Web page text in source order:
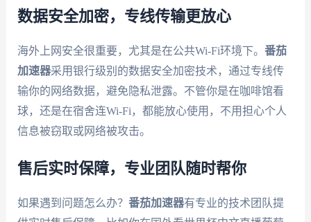
数据安全加密，专线传输更放心
海外上网安全很重要，尤其是在公共Wi-Fi环境下。 番茄
加速器采用银行级别的数据安全加密技术，通过专线传
输你的网络数据，避免隐私泄露。不管你是在咖啡馆看
球，还是在宿舍连Wi-Fi，都能放心使用，不用担心个人
信息被窃取或网络被攻击。
售后实时保障，专业团队随时帮你
如果遇到问题怎么办？ 番茄加速器有专业的技术团队提